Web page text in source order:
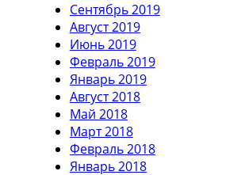
Сентябрь 2019
Август 2019
Июнь 2019
Февраль 2019
Январь 2019
Август 2018
Май 2018
Март 2018
Февраль 2018
Январь 2018